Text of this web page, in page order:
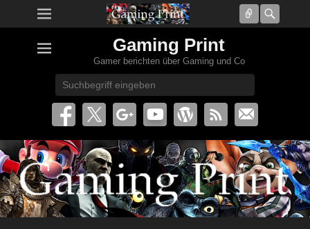
Connect
Gaming Print
Gamer berichten über Gaming und Co